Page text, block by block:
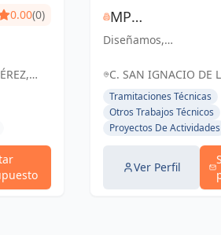
0.00(0)
MP
CONSTRUCTION
& DESIGN
Diseñamos,
transformamos
y pasión. Tu visión,
nuestra realidad.
C. SAN IGNACIO DE
LAGUNA, ESPAÑA,
Tramitaciones Técnicas
Otros Trabajos Técnicos
Proyectos De Actividades
Ver Perfil